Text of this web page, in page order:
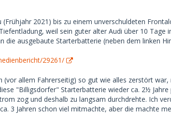
2021) bis zu einem unverschuldeten
weil sein guter alter Audi über 10
die ausgebaute Starterbatterie (neben dem linken
29261/
(vor allem Fahrerseitig) so gut wie alles zerstört
"Billigsdorfer" Starterbatterie wieder ca. 2½
zog und deshalb zu langsam durchdrehte. Ich
3 Jahren schon viel mitmachte, aber die machte